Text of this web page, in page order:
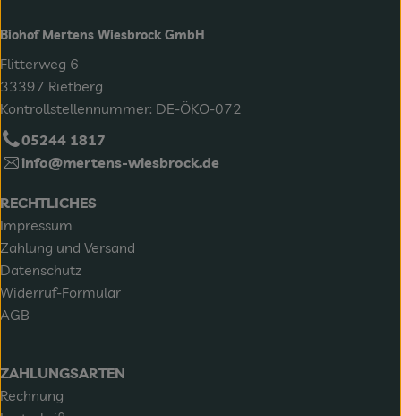
Biohof Mertens Wiesbrock GmbH
Flitterweg 6
33397 Rietberg
Kontrollstellennummer: DE-ÖKO-072
05244 1817
info@mertens-wiesbrock.de
RECHTLICHES
Impressum
Zahlung und Versand
Datenschutz
Widerruf-Formular
AGB
ZAHLUNGSARTEN
Rechnung